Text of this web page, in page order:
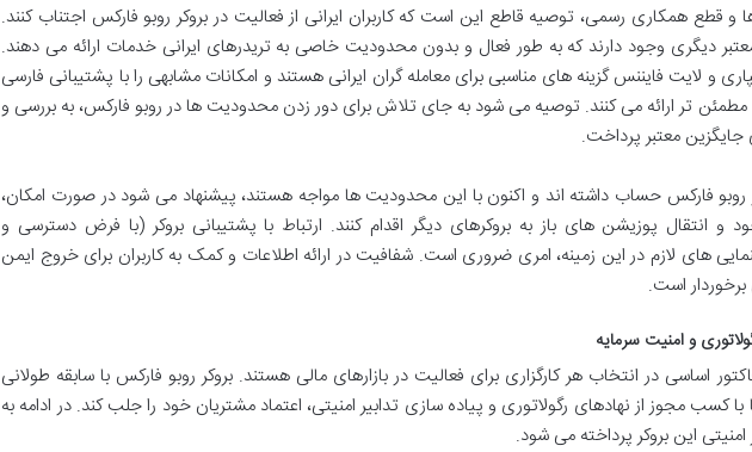
قطع همکاری رسمی، توصیه قاطع این است که کاربران ایرانی از فعالیت در بروکر روبو فارکس اجتناب کنند.
دیگری وجود دارند که به طور فعال و بدون محدودیت خاصی به تریدرهای ایرانی خدمات ارائه می دهند.
و لایت فایننس گزینه های مناسبی برای معامله گران ایرانی هستند و امکانات مشابهی را با پشتیبانی فارسی
تر ارائه می کنند. توصیه می شود به جای تلاش برای دور زدن محدودیت ها در روبو فارکس، به بررسی و
جایگزین معتبر پرداخت.
روبو فارکس حساب داشته اند و اکنون با این محدودیت ها مواجه هستند، پیشنهاد می شود در صورت امکان،
انتقال پوزیشن های باز به بروکرهای دیگر اقدام کنند. ارتباط با پشتیبانی بروکر (با فرض دسترسی و
های لازم در این زمینه، امری ضروری است. شفافیت در ارائه اطلاعات و کمک به کاربران برای خروج ایمن
برخوردار است.
و امنیت سرمایه
اساسی در انتخاب هر کارگزاری برای فعالیت در بازارهای مالی هستند. بروکر روبو فارکس با سابقه طولانی
کسب مجوز از نهادهای رگولاتوری و پیاده سازی تدابیر امنیتی، اعتماد مشتریان خود را جلب کند. در ادامه به
امنیتی این بروکر پرداخته می شود.